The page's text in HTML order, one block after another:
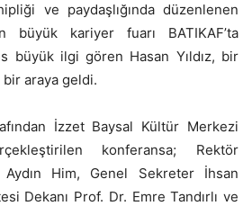
ve paydaşlığında düzenlenen
büyük kariyer fuarı BATIKAF’ta
büyük ilgi gören Hasan Yıldız, bir
araya geldi.
İzzet Baysal Kültür Merkezi
konferansa; Rektör
Aydın Him, Genel Sekreter İhsan
Dekanı Prof. Dr. Emre Tandırlı ve